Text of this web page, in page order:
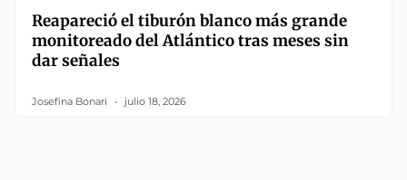
Reapareció el tiburón blanco más grande
monitoreado del Atlántico tras meses sin
dar señales
Josefina Bonari julio 18, 2026